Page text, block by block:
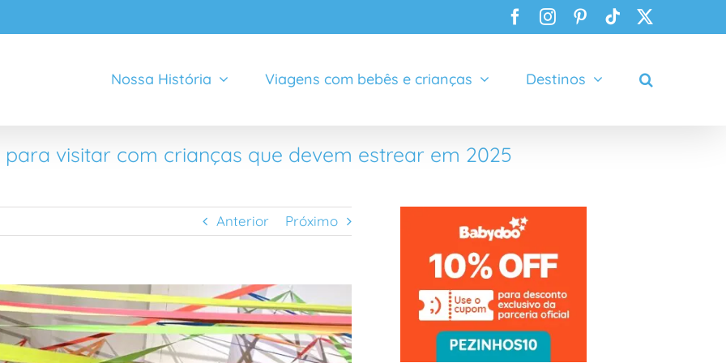
Facebook
InstagramPinterest
Tiktok
Nossa História Viagens com bebês e crianças Destinos
para visitar com crianças que devem estrear em 2025
Anterior Próximo